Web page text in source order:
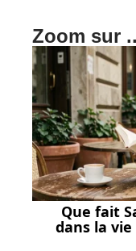
Zoom sur
Que fait
dans la